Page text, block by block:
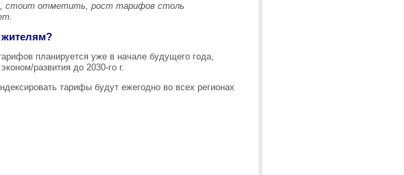
стоит отметить, рост тарифов столь
жителям?
планируется уже в начале будущего года,
развития до 2030-го г.
тарифы будут ежегодно во всех регионах